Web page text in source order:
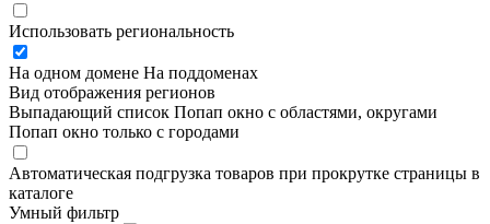
Использовать региональность
На одном домене На поддоменах
Вид отображения регионов
Выпадающий список Попап окно c областями, округами
Попап окно только с городами
Автоматическая подгрузка товаров при прокрутке страницы в
каталоге
Умный фильтр